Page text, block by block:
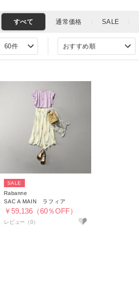
SALE
Rabanne
SAC A MAIN ラフィア
￥59,136（60％OFF）